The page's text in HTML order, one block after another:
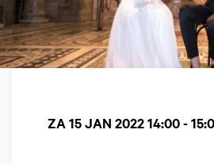
ZA 15 JAN 202214:00 -